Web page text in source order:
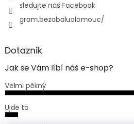
sledujte náš Facebook
gram.bezobaluolomouc/
Dotazník
Jak se Vám líbí náš e-shop?
Velmi pěkný
Ujde to